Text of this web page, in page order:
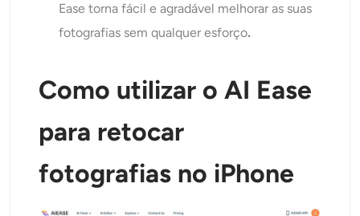
Ease torna fácil e agradável melhorar as suas
fotografias sem qualquer esforço.
Como utilizar o AI Ease
para retocar
fotografias no iPhone